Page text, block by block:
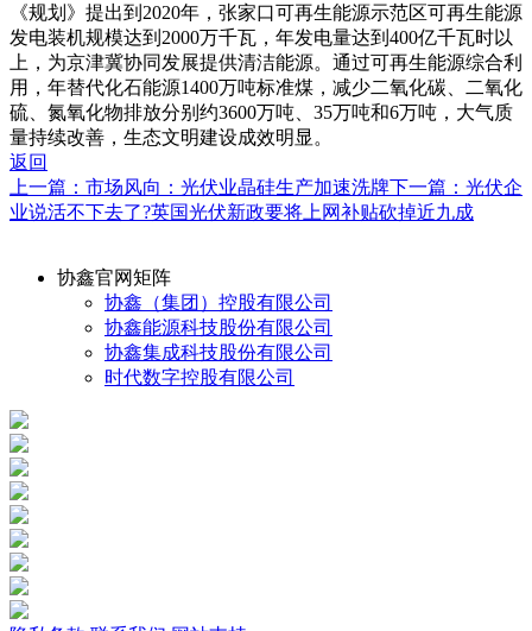
《规划》提出到2020年，张家口可再生能源示范区可再生能源
发电装机规模达到2000万千瓦，年发电量达到400亿千瓦时以
上，为京津冀协同发展提供清洁能源。通过可再生能源综合利
用，年替代化石能源1400万吨标准煤，减少二氧化碳、二氧化
硫、氮氧化物排放分别约3600万吨、35万吨和6万吨，大气质
量持续改善，生态文明建设成效明显。
返回
上一篇：市场风向：光伏业晶硅生产加速洗牌下一篇：光伏企
业说活不下去了?英国光伏新政要将上网补贴砍掉近九成
协鑫官网矩阵
协鑫（集团）控股有限公司
协鑫能源科技股份有限公司
协鑫集成科技股份有限公司
时代数字控股有限公司